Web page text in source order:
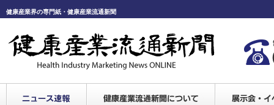
健康産業界の専門紙・健康産業流通新聞